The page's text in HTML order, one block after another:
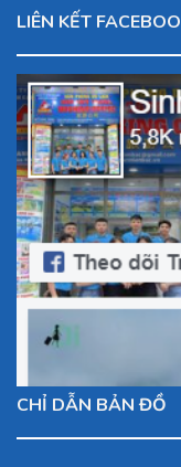
LIÊN KẾT
CHỈ DẪN BẢN ĐỒ